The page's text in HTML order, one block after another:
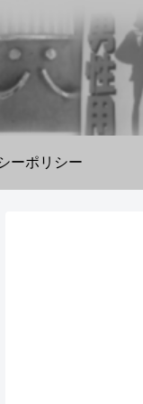
ーポリシー